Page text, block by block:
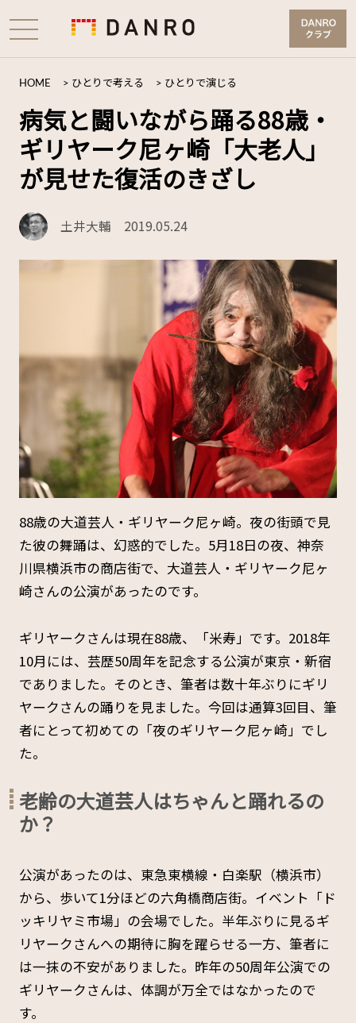
HOME > ひとりで考える > ひとりで演じる
病気と闘いながら踊る88歳・
ギリヤーク尼ヶ崎「大老人」
が見せた復活のきざし
土井大輔 2019.05.24
88歳の大道芸人・ギリヤーク尼ヶ崎。夜の街頭で見
た彼の舞踊は、幻惑的でした。5月18日の夜、神奈
川県横浜市の商店街で、大道芸人・ギリヤーク尼ヶ
崎さんの公演があったのです。
ギリヤークさんは現在88歳、「米寿」です。2018年
10月には、芸歴50周年を記念する公演が東京・新宿
でありました。そのとき、筆者は数十年ぶりにギリ
ヤークさんの踊りを見ました。今回は通算3回目、筆
者にとって初めての「夜のギリヤーク尼ヶ崎」でし
た。
老齢の大道芸人はちゃんと踊れるの
か？
公演があったのは、東急東横線・白楽駅（横浜市）
から、歩いて1分ほどの六角橋商店街。イベント「ド
ッキリヤミ市場」の会場でした。半年ぶりに見るギ
リヤークさんへの期待に胸を躍らせる一方、筆者に
は一抹の不安がありました。昨年の50周年公演での
ギリヤークさんは、体調が万全ではなかったので
す。